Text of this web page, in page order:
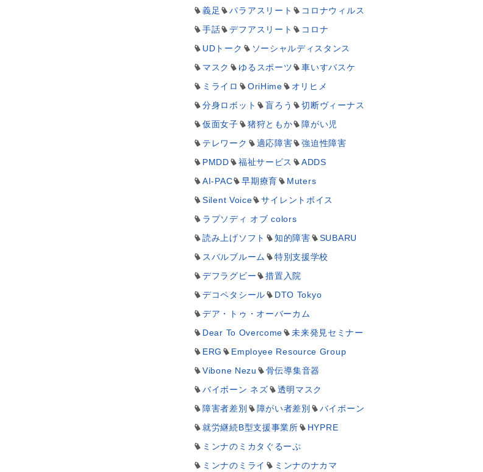
義足
パラアスリート
コロナウィルス
手話
デフアスリート
コロナ
UDトーク
ソーシャルディスタンス
マスク
ゆるスポーツ
車いすバスケ
ミライロ
OriHime
オリヒメ
分身ロボット
盲ろう
切断ヴィーナス
仮面女子
猪狩ともか
障がい児
テレワーク
適応障害
強迫性障害
PMDD
福祉サービス
ADDS
AI-PAC
早期療育
Muters
Silent Voice
サイレントボイス
ラプソディ オブ colors
読み上げソフト
知的障害
SUBARU
スバルブルーム
特別支援学校
デフラグビー
措置入院
デコペタシール
DTO Tokyo
デア・トゥ・オーバーカム
Dear To Overcome
未来発見セミナー
ERG
Employee Resource Group
Vibone Nezu
骨伝導集音器
バイボーン ネズ
透明マスク
障害者差別
障がい者差別
バイボーン
就労継続B型支援事業所
HYPRE
ミンナのミカタぐるーぷ
ミンナのミライ
ミンナのナカマ